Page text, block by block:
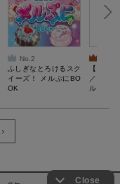
No.2
ふしぎなとろけるスク
イーズ！ メルぷにBO
OK
【
／Lサ
ル）【
労回復ウ